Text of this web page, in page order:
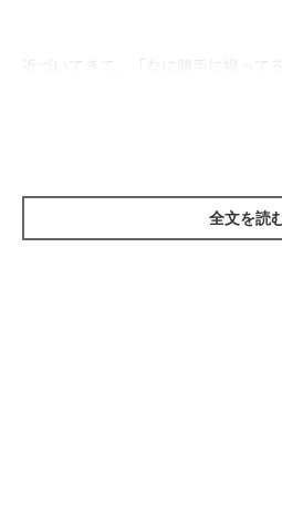
近づいてきて、「なに勝手に撮って
全文を読